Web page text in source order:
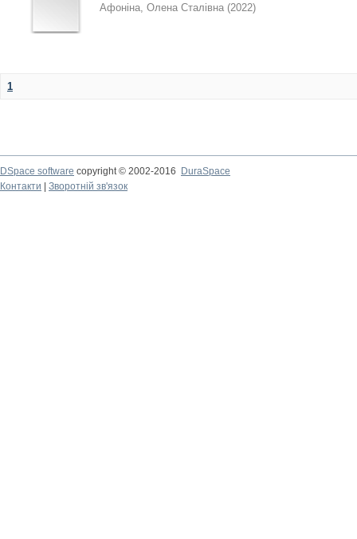
Афоніна, Олена Сталівна (2022)
1
DSpace software copyright © 2002-2016
DuraSpace
Контакти
Зворотній зв'язок